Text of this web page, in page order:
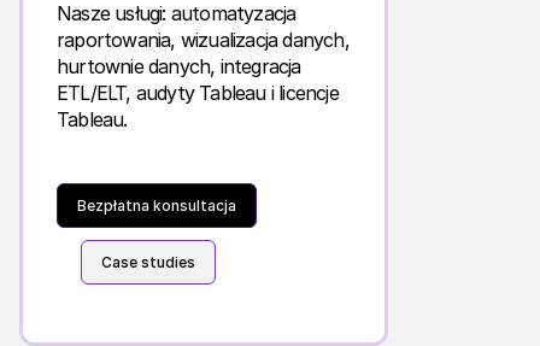
Nasze usługi: automatyzacja
raportowania, wizualizacja danych,
hurtownie danych, integracja
ETL/ELT, audyty Tableau i licencje
Tableau.
Bezpłatna konsultacja
Case studies